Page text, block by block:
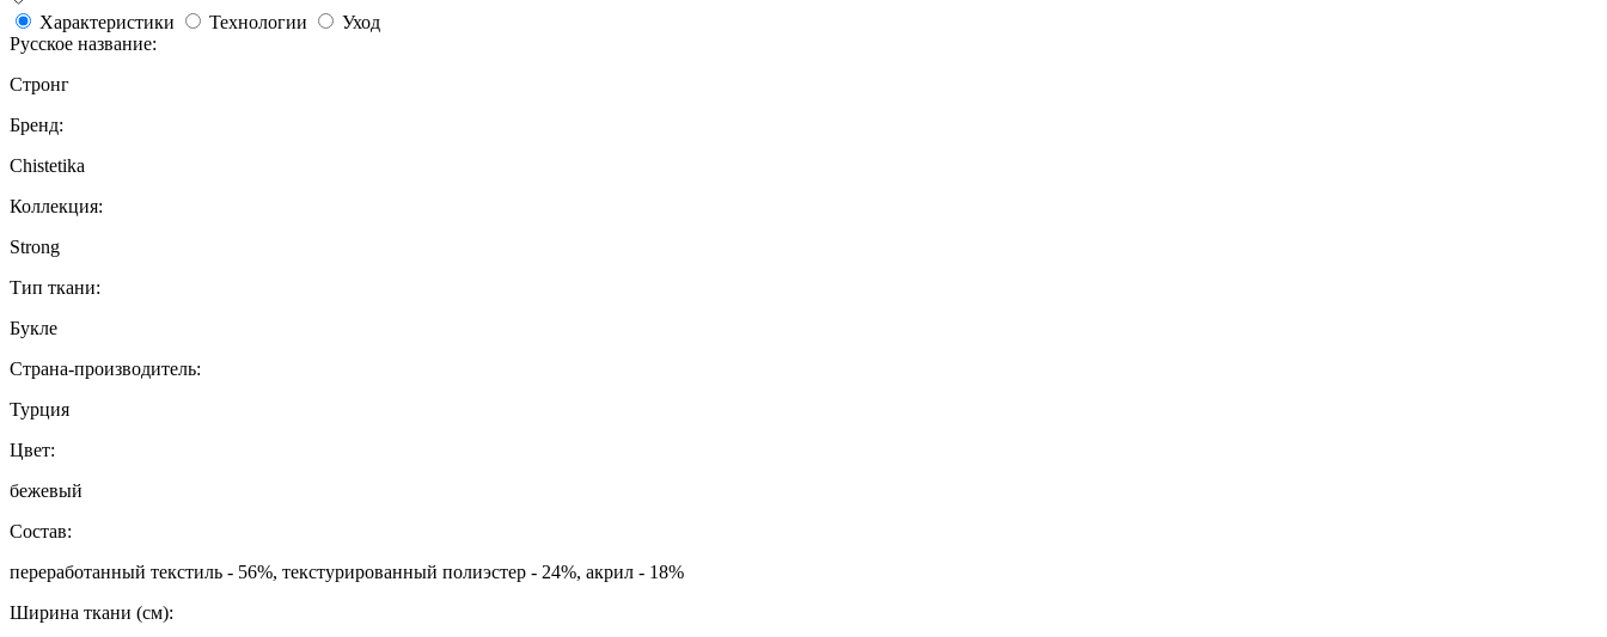
Характеристики Технологии
Уход
Русское название:
Стронг
Бренд:
Chistetika
Коллекция:
Strong
Тип ткани:
Букле
Страна-производитель:
Турция
Цвет:
бежевый
Состав:
переработанный текстиль - 56%, текстурированный полиэстер - 24%, акрил - 18%
Ширина ткани (см):